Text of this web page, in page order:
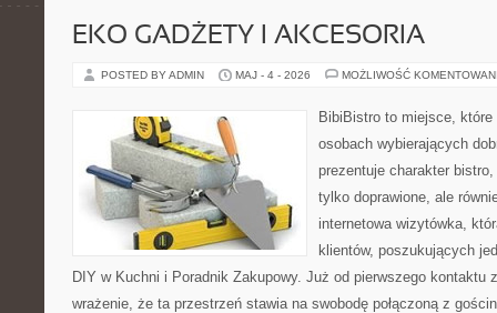
EKO GADŻETY I AKCESORIA
POSTED BY ADMIN MAJ - 4 - 2026 MOŻLIWOŚĆ
BibiBistro to miejsce, które
osobach wybierających
prezentuje charakter
tylko doprawione, ale
internetowa wizytówka,
klientów, poszukujących
DIY w Kuchni i Poradnik Zakupowy. Już od pierwszego kontaktu
wrażenie, że ta przestrzeń stawia na swobodę połączoną z